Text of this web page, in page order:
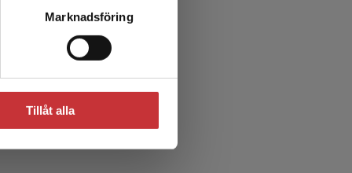
Marknadsföring
Tillåt alla